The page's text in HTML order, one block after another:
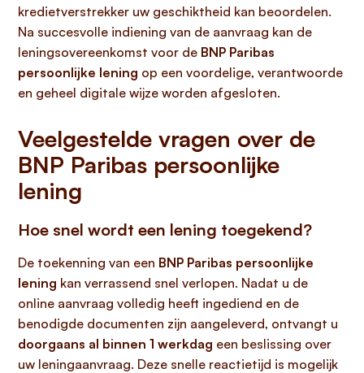
kredietverstrekker uw geschiktheid kan beoordelen.
Na succesvolle indiening van de aanvraag kan de
leningsovereenkomst voor de BNP Paribas
persoonlijke lening op een voordelige, verantwoorde
en geheel digitale wijze worden afgesloten.
Veelgestelde vragen over de
BNP Paribas persoonlijke
lening
Hoe snel wordt een lening toegekend?
De toekenning van een BNP Paribas persoonlijke
lening kan verrassend snel verlopen. Nadat u de
online aanvraag volledig heeft ingediend en de
benodigde documenten zijn aangeleverd, ontvangt u
doorgaans al binnen 1 werkdag een beslissing over
uw leningaanvraag. Deze snelle reactietijd is mogelijk